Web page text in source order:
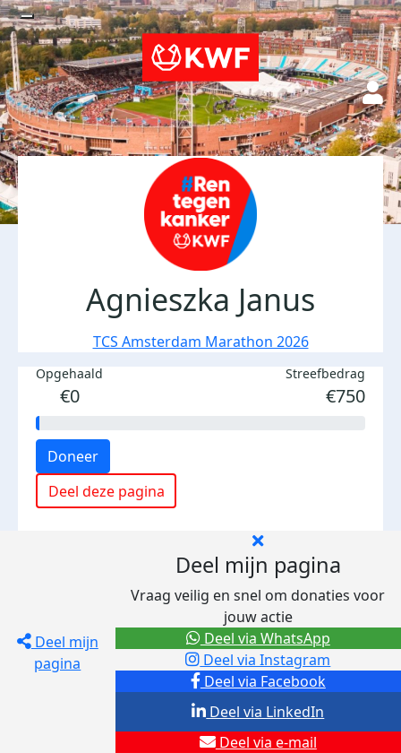
Agnieszka Janus
TCS Amsterdam Marathon 2026
Opgehaald
€0
Streefbedrag
€750
Doneer
Deel deze pagina
Deel mijn
pagina
Deel mijn pagina
Vraag veilig en snel om donaties voor
jouw actie
Deel via Facebook
Deel via Instagram
Deel via e-mail
Deel via LinkedIn
Deel via WhatsApp